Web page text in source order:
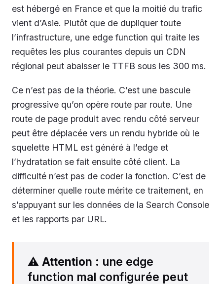
est hébergé en France et que la moitié du trafic
vient d’Asie. Plutôt que de dupliquer toute
l’infrastructure, une edge function qui traite les
requêtes les plus courantes depuis un CDN
régional peut abaisser le TTFB sous les 300 ms.
Ce n’est pas de la théorie. C’est une bascule
progressive qu’on opère route par route. Une
route de page produit avec rendu côté serveur
peut être déplacée vers un rendu hybride où le
squelette HTML est généré à l’edge et
l’hydratation se fait ensuite côté client. La
difficulté n’est pas de coder la fonction. C’est de
déterminer quelle route mérite ce traitement, en
s’appuyant sur les données de la Search Console
et les rapports par URL.
⚠️ Attention : une edge
function mal configurée peut